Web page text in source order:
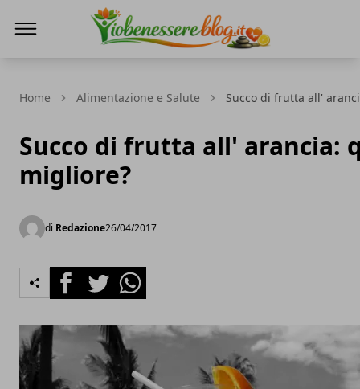
Home Alimentazione e Salute Succo di frutta all'
Succo di frutta all' arancia:
migliore?
di Redazione26/04/2017
FacebookTwitterWhatsapp